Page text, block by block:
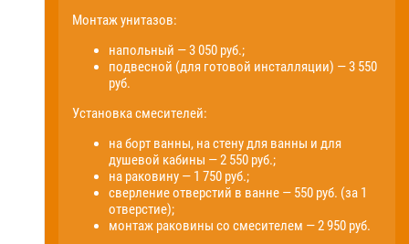
Монтаж унитазов:
напольный — 3 050 руб.;
подвесной (для готовой инсталляции) — 3 550
руб.
Установка смесителей:
на борт ванны, на стену для ванны и для
душевой кабины — 2 550 руб.;
на раковину — 1 750 руб.;
сверление отверстий в ванне — 550 руб. (за 1
отверстие);
монтаж раковины со смесителем — 2 950 руб.